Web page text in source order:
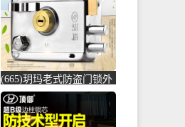
(665)玥玛老式防盗门锁外
装门锁室内门锁铁门木门
大门锁超C-防盗门锁(玥玛
百汇百专卖店仅售109元)